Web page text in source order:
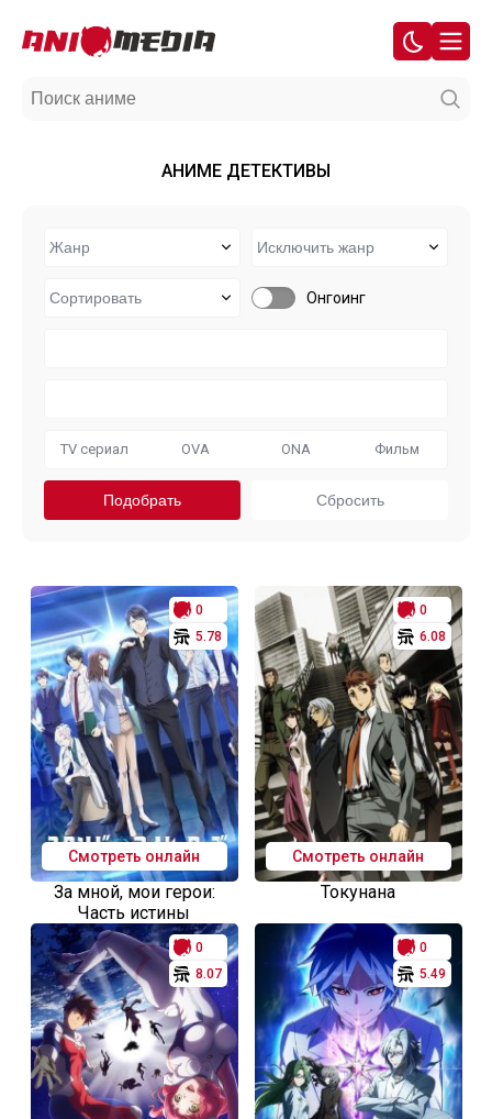
АНИМЕ ДЕТЕКТИВЫ
Онгоинг
TV сериал OVA ONA Фильм
0
5.78
Смотреть онлайн
За мной, мои герои:
Часть истины
0
6.08
Смотреть онлайн
Токунана
0
8.07
0
5.49